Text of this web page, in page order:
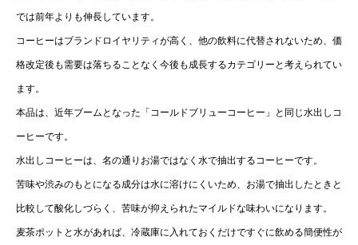
では前年よりも伸長しています。
コーヒーはブランドロイヤリティが高く、他の飲料に代替されないため、価
格改定後も需要は落ちることなく今後も成長するカテゴリーと考えられてい
ます。
本品は、近年ブームとなった「コールドブリューコーヒー」と同じ水出しコ
ーヒーです。
水出しコーヒーは、名の通りお湯ではなく水で抽出するコーヒーです。
苦味や渋みのもとになる成分は水に溶けにくいため、お湯で抽出したときと
比較して酸化しづらく、苦味が抑えられたマイルドな味わいになります。
麦茶ポットと水があれば、冷蔵庫に入れておくだけですぐに飲める簡便性が